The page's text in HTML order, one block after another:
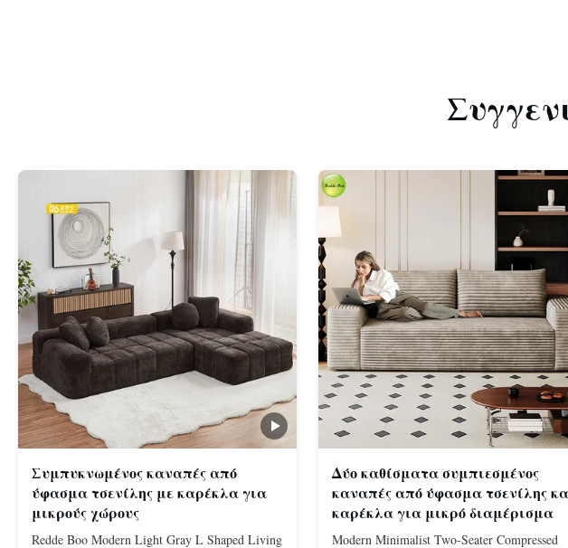
Συμπυκνωμένος καναπές από
ύφασμα τσενίλης με καρέκλα για
μικρούς χώρους
Redde Boo Modern Light Gray L Shaped Living
Δύο καθίσματα συμπιεσμένος
καναπές από ύφασμα τσενίλης
καρέκλα για μικρό διαμέρισμα
Modern Minimalist Two-Seater Compressed